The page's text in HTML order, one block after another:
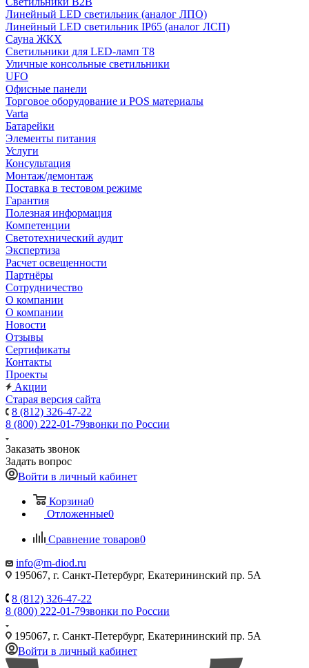
Линейный LED светильник (аналог ЛПО)
Линейный LED светильник IP65 (аналог ЛСП)
Сауна ЖКХ
Светильники для LED-ламп T8
Уличные консольные светильники
UFO
Офисные панели
Торговое оборудование и POS материалы
Varta
Батарейки
Элементы питания
Услуги
Консультация
Монтаж/демонтаж
Поставка в тестовом режиме
Гарантия
Полезная информация
Компетенции
Светотехнический аудит
Экспертиза
Расчет освещенности
Партнёры
Cотрудничество
О компании
О компании
Новости
Отзывы
Сертификаты
Контакты
Проекты
Акции
Старая версия сайта
8 (812) 326-47-22
8 (800) 222-01-79звонки по России
Заказать звонок
Задать вопрос
Войти в личный кабинет
Корзина0
Отложенные0
Сравнение товаров0
info@m-diod.ru
195067, г. Санкт-Петербург, Екатерининский пр. 5А
8 (812) 326-47-22
8 (800) 222-01-79звонки по России
195067, г. Санкт-Петербург, Екатерининский пр. 5А
Войти в личный кабинет